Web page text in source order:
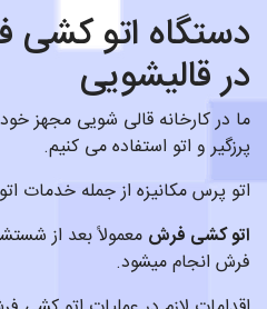
دستگاه اتو
در قالیشویی
ما در کارخانه قالی شویی مجهز
پرزگیر و اتو استفاده می کنیم.
اتو پرس مکانیزه از جمله خدمات
اتو کشی فرش
فرش انجام میشود.